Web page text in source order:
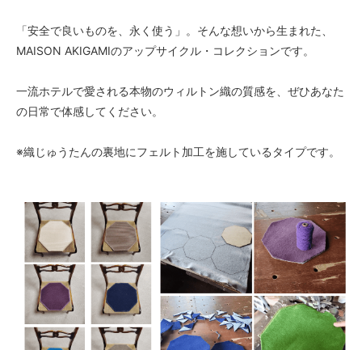
「安全で良いものを、永く使う」。そんな想いから生まれた、
MAISON AKIGAMIのアップサイクル・コレクションです。
一流ホテルで愛される本物のウィルトン織の質感を、ぜひあなた
の日常で体感してください。
※織じゅうたんの裏地にフェルト加工を施しているタイプです。